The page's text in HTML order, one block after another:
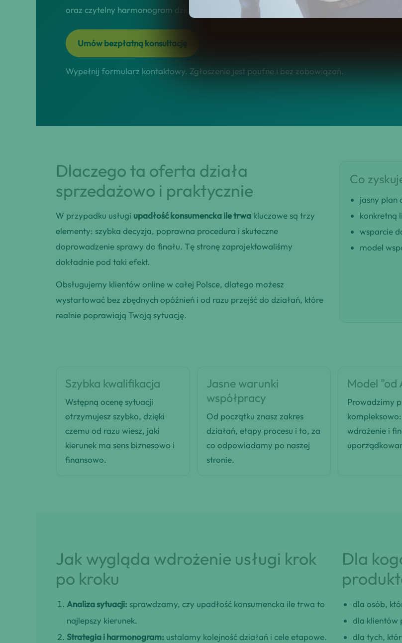
oraz czytelny harmonogram działań online w całej Polsce.
Umów bezpłatną konsultację
Wypełnij formularz kontaktowy. Zgłoszenie jest poufne i bez zobowiązań.
Dlaczego ta oferta działa
sprzedażowo i praktycznie
W przypadku usługi upadłość konsumencka ile trwa kluczowe są trzy
elementy: szybka decyzja, poprawna procedura i skuteczne
doprowadzenie sprawy do finału. Tę stronę zaprojektowaliśmy
dokładnie pod taki efekt.
Obsługujemy klientów online w całej Polsce, dlatego możesz
wystartować bez zbędnych opóźnień i od razu przejść do działań, które
realnie poprawiają Twoją sytuację.
Co
jasny plan
konkretną
wsparcie
model
Szybka kwalifikacja
Wstępną ocenę sytuacji
otrzymujesz szybko, dzięki
czemu od razu wiesz, jaki
kierunek ma sens biznesowo i
finansowo.
Jasne warunki
współpracy
Od początku znasz zakres
działań, etapy procesu i to, za
co odpowiadamy po naszej
stronie.
Model "od
Prowadzimy
wdrożenie i
Jak wygląda wdrożenie usługi krok
po kroku
Analiza sytuacji: sprawdzamy, czy upadłość konsumencka ile trwa to
najlepszy kierunek.
Strategia i harmonogram: ustalamy kolejność działań i cele etapowe.
Dla
dla osób,
dla klientów
dla tych,